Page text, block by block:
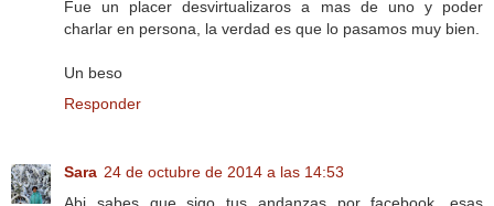
Fue un placer desvirtualizaros a mas de uno y poder
charlar en persona, la verdad es que lo pasamos muy bien.
Un beso
Responder
Sara 24 de octubre de 2014 a las 14:53